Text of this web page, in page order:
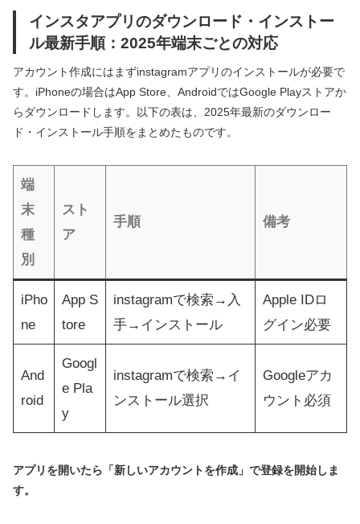
インスタアプリのダウンロード・インストー
ル最新手順：2025年端末ごとの対応
アカウント作成にはまずinstagramアプリのインストールが必要で
す。iPhoneの場合はApp Store、AndroidではGoogle Playストアか
らダウンロードします。以下の表は、2025年最新のダウンロー
ド・インストール手順をまとめたものです。
端
末
種
別
スト
ア
手順 備考
iPho
ne
App S
tore
instagramで検索→入
手→インストール
Apple IDロ
グイン必要
And
roid
Googl
e Pla
y
instagramで検索→イ
ンストール選択
Googleアカ
ウント必須
アプリを開いたら「新しいアカウントを作成」で登録を開始しま
す。